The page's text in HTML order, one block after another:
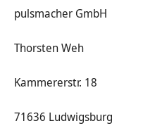
pulsmacher GmbH
Thorsten Weh
Kammererstr. 18
71636 Ludwigsburg